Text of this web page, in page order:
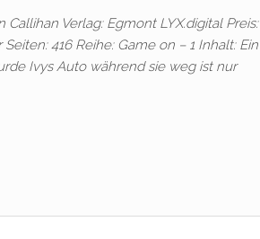
Verlag: Egmont LYX.digital Preis:
416 Reihe: Game on – 1 Inhalt: Ein
Ivys Auto während sie weg ist nur